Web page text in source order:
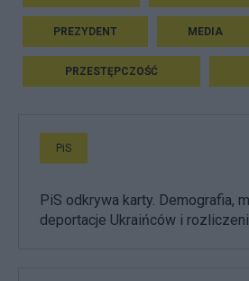
PREZYDENT MEDIA
PRZESTĘPCZOŚĆ
PiS
PiS odkrywa karty. Demografia,
deportacje Ukraińców i